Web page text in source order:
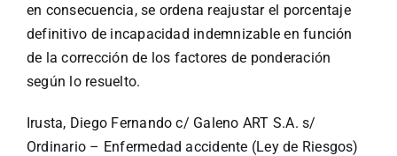
en consecuencia, se ordena reajustar el porcentaje
definitivo de incapacidad indemnizable en función
de la corrección de los factores de ponderación
según lo resuelto.
Irusta, Diego Fernando c/ Galeno ART S.A. s/
Ordinario – Enfermedad accidente (Ley de Riesgos)